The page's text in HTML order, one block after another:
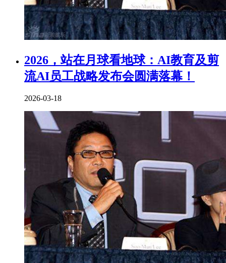
2026，站在月球看地球：AI教育及剪
流AI员工战略发布会圆满落幕！
2026-03-18